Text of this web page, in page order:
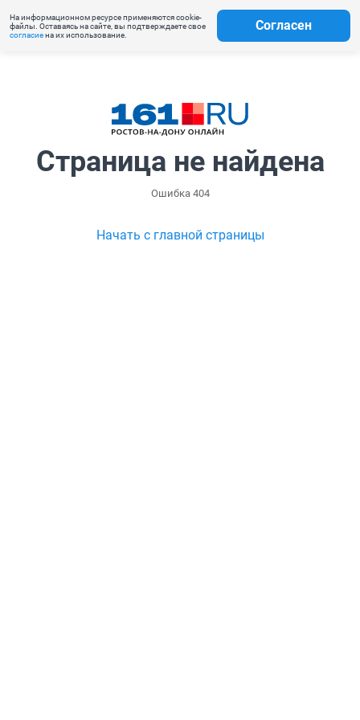
На информационном ресурсе применяются cookie-
файлы. Оставаясь на сайте, вы подтверждаете свое
согласиена их использование.
Согласен
Страница не найдена
Ошибка 404
Начать с главной страницы